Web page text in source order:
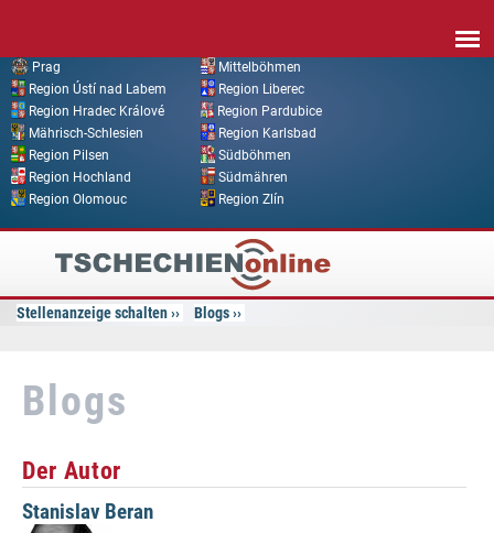
Prag
Mittelböhmen
Region Ústí nad Labem
Region Liberec
Region Hradec Králové
Region Pardubice
Mährisch-Schlesien
Region Karlsbad
Region Pilsen
Südböhmen
Region Hochland
Südmähren
Region Olomouc
Region Zlín
Tschechien
Online
Stellenanzeige schalten Blogs
Blogs
Der Autor
Stanislav Beran